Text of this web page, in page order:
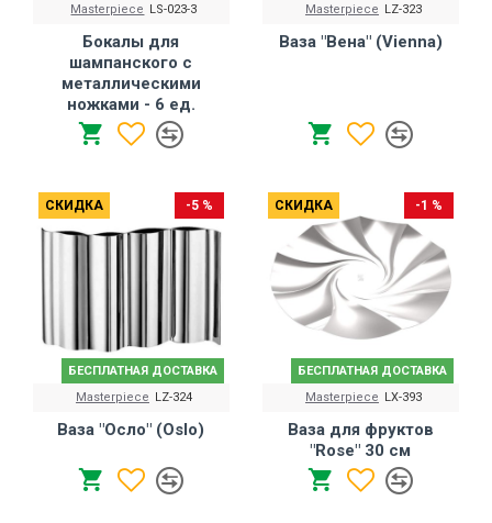
Masterpiece LS-023-3
Бокалы для
шампанского с
металлическими
ножками - 6 ед.
Masterpiece LZ-323
Ваза "Вена" (Vienna)
СКИДКА
БЕСПЛАТНАЯ ДОСТАВКА
-5 %
Masterpiece LZ-324
Ваза "Осло" (Oslo)
СКИДКА
БЕСПЛАТНАЯ ДОСТАВКА
-1 %
Masterpiece LX-393
Ваза для фруктов
"Rose" 30 см